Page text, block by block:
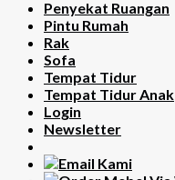
Penyekat Ruangan
Pintu Rumah
Rak
Sofa
Tempat Tidur
Tempat Tidur Anak
Login
Newsletter